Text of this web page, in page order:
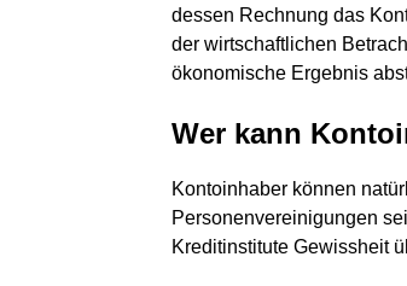
dessen Rechnung das
der wirtschaftlichen
ökonomische Ergebnis
Wer kann
Kontoinhaber können
Personenvereinigungen
Kreditinstitute Gewissheit